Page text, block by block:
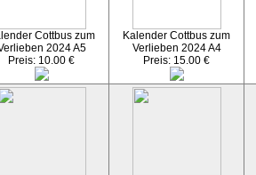
Cottbus zum
2024 A5
Preis: 10.00 €
Kalender Cottbus zum
Verlieben 2024 A4
Preis: 15.00 €